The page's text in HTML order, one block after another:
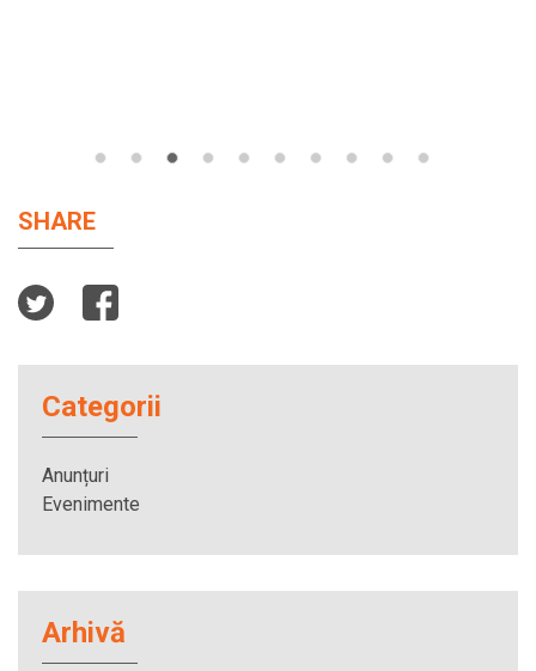
SHARE
Categorii
Anunțuri
Evenimente
Arhivă